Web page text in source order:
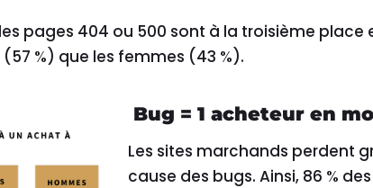
pages 404 ou 500 sont à la troisième place
%) que les femmes (43 %).
Bug = 1 acheteur en
Les sites marchands perdent
cause des bugs. Ainsi, 86 % des